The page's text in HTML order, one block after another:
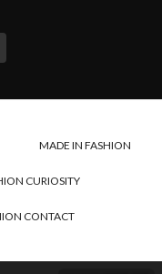
MADE IN FASHION
CURIOSITY
CONTACT